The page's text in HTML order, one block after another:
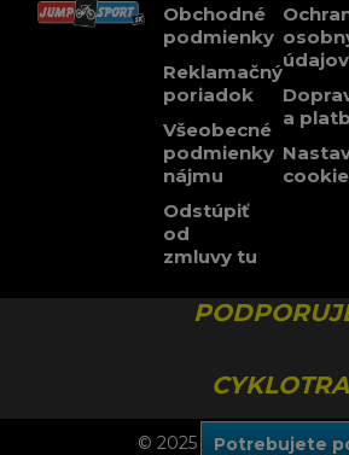
Potrebujete
Obchodné
podmienky
Reklamačný
poriadok
Všeobecné
podmienky
nájmu
Odstúpiť
od
zmluvy tu
údajov
a
© 2025 JUMPSPORT,